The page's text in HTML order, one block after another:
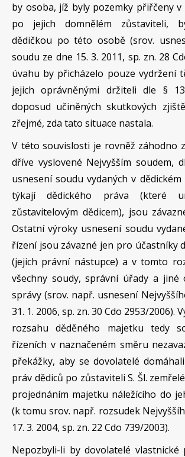
by osoba, jíž byly pozemky přiřčeny v
po jejich domnělém zůstaviteli,
dědičkou po této osobě (srov.
soudu ze dne 15. 3. 2011, sp. zn. 28
úvahu by přicházelo pouze vydržení
jejich oprávněnými držiteli dle §
doposud učiněných skutkových
zřejmé, zda tato situace nastala.
V této souvislosti je rovněž záhodno
dříve vyslovené Nejvyšším soudem,
usnesení soudu vydaných v
týkají dědického práva (které
zůstavitelovým dědicem), jsou
Ostatní výroky usnesení soudu
řízení jsou závazné jen pro účastníky
(jejich právní nástupce) a v tomto
všechny soudy, správní úřady a jiné
správy (srov. např. usnesení
31. 1. 2006, sp. zn. 30 Cdo 2953/2006).
rozsahu děděného majetku tedy
řízeních v naznačeném směru
překážky, aby se dovolatelé
práv dědiců po zůstaviteli S. Šl.
projednáním majetku náležícího do
(k tomu srov. např. rozsudek
17. 3. 2004, sp. zn. 22 Cdo 739/2003).
Nepozbyli-li by dovolatelé vlastnické